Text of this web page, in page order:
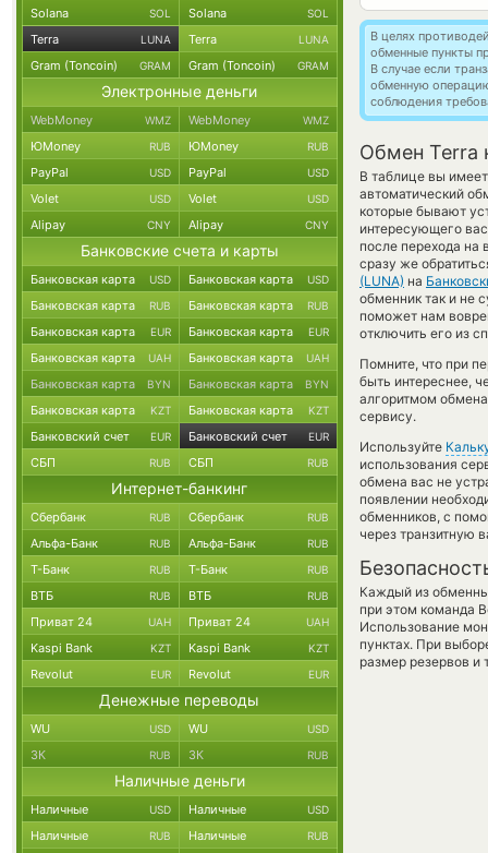
В целях
обменные пункты
В случае если
обменную
соблюдения
Обмен Terra
В таблице вы
автоматический
которые бывают
интересующего
после перехода на
сразу же
(LUNA) на
обменник так и не
поможет нам
отключить его из
Помните, что при
быть интереснее,
алгоритмом
сервису.
Используйте
использования
обмена вас не
появлении
обменников, с
через транзитную
Каждый из
при этом команда
Использование
пунктах. При
размер резервов и
Solana SOL Solana SOL
Terra LUNA Terra LUNA
Gram (Toncoin) GRAM Gram (Toncoin) GRAM
Электронные деньги
WebMoney WMZ WebMoney WMZ
ЮMoney RUB ЮMoney RUB
PayPal USD PayPal USD
Volet USD Volet USD
Alipay CNY Alipay CNY
Банковские счета и карты
Банковская карта USD Банковская карта USD
Банковская карта RUB Банковская карта RUB
Банковская карта EUR Банковская карта EUR
Банковская карта UAH Банковская карта UAH
Банковская карта BYN Банковская карта BYN
Банковская карта KZT Банковская карта KZT
Банковский счет EUR Банковский счет EUR
СБП RUB СБП RUB
Интернет-банкинг
Сбербанк RUB Сбербанк RUB
Альфа-Банк RUB Альфа-Банк RUB
Т-Банк RUB Т-Банк RUB
ВТБ RUB ВТБ RUB
Приват 24 UAH Приват 24 UAH
Kaspi Bank KZT Kaspi Bank KZT
Revolut EUR Revolut EUR
Денежные переводы
WU USD WU USD
ЗК RUB ЗК RUB
Наличные деньги
Наличные USD Наличные USD
Наличные RUB Наличные RUB